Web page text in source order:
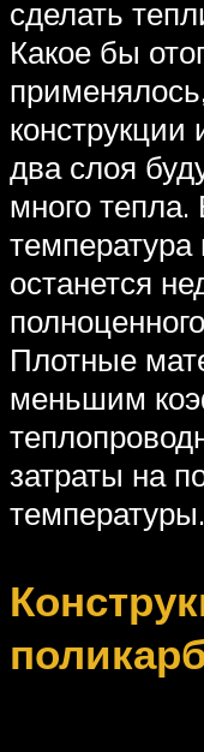
сделать
Какое бы
конструкции
два слоя
много тепла.
температура
останется
Плотные
меньшим
затраты на
температуры.